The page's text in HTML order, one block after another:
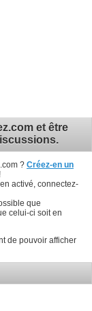
et être
? Créez-en un
activé, connectez-
que
celui-ci soit en
de pouvoir afficher